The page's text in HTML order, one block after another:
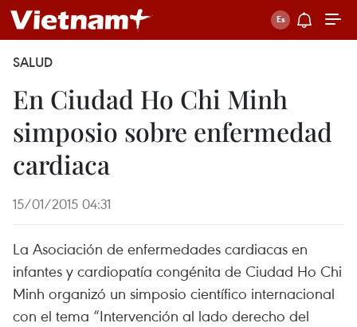
SALUD
En Ciudad Ho Chi Minh
simposio sobre enfermedad
cardiaca
15/01/2015 04:31
La Asociación de enfermedades cardiacas en
infantes y cardiopatía congénita de Ciudad Ho Chi
Minh organizó un simposio científico internacional
con el tema “Intervención al lado derecho del